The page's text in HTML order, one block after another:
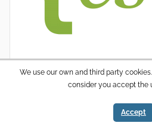
We use our own and third party
consider you accept the
Accept